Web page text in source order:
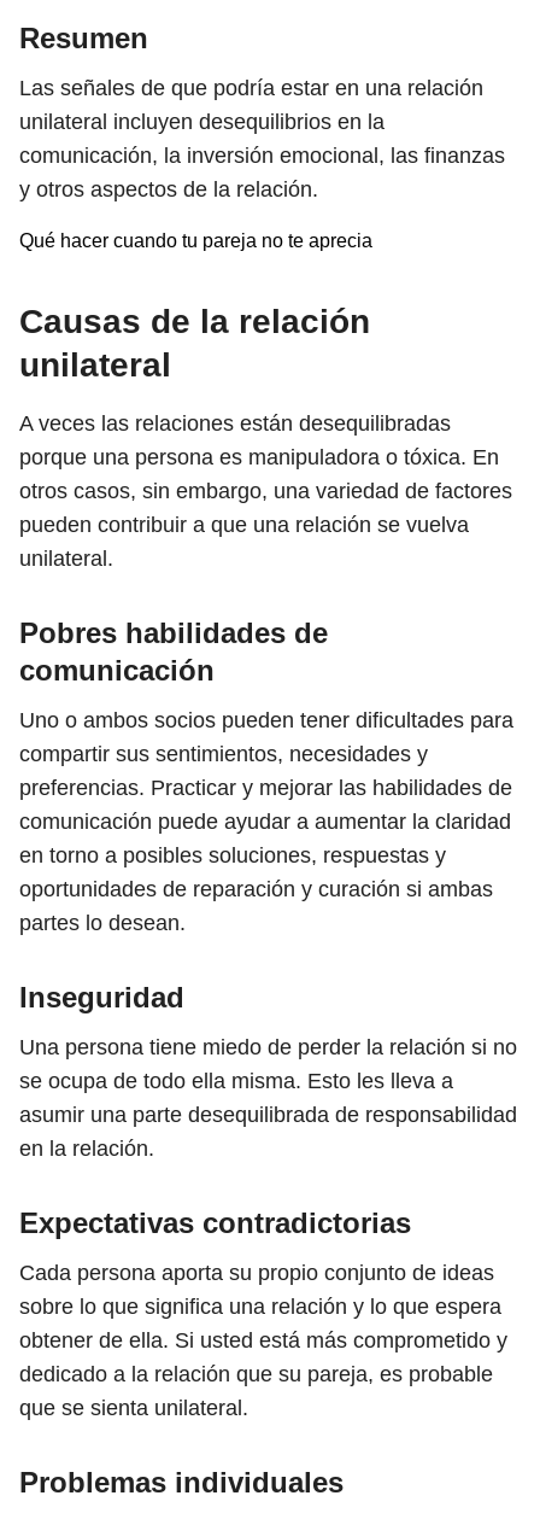
Resumen
Las señales de que podría estar en una relación
unilateral incluyen desequilibrios en la
comunicación, la inversión emocional, las finanzas
y otros aspectos de la relación.
Qué hacer cuando tu pareja no te aprecia
Causas de la relación
unilateral
A veces las relaciones están desequilibradas
porque una persona es manipuladora o tóxica. En
otros casos, sin embargo, una variedad de factores
pueden contribuir a que una relación se vuelva
unilateral.
Pobres habilidades de
comunicación
Uno o ambos socios pueden tener dificultades para
compartir sus sentimientos, necesidades y
preferencias. Practicar y mejorar las habilidades de
comunicación puede ayudar a aumentar la claridad
en torno a posibles soluciones, respuestas y
oportunidades de reparación y curación si ambas
partes lo desean.
Inseguridad
Una persona tiene miedo de perder la relación si no
se ocupa de todo ella misma. Esto les lleva a
asumir una parte desequilibrada de responsabilidad
en la relación.
Expectativas contradictorias
Cada persona aporta su propio conjunto de ideas
sobre lo que significa una relación y lo que espera
obtener de ella. Si usted está más comprometido y
dedicado a la relación que su pareja, es probable
que se sienta unilateral.
Problemas individuales